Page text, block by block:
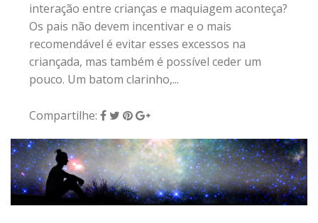
interação entre crianças e maquiagem aconteça?
Os pais não devem incentivar e o mais
recomendável é evitar esses excessos na
criançada, mas também é possível ceder um
pouco. Um batom clarinho,...
Compartilhe: